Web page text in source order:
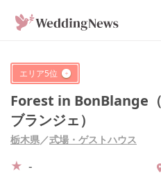
エリア5位
Forest in BonBlange
ブランジェ）
栃木県／式場・ゲストハウス
-